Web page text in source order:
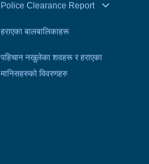
Police Clearance Report
हराएका बालबालिकाहरू
पहिचान नखुलेका शवहरू र हराएका
मानिसहरुको विवरणहरु